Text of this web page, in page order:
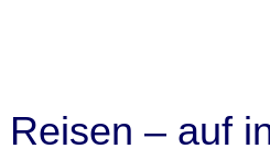
– auf